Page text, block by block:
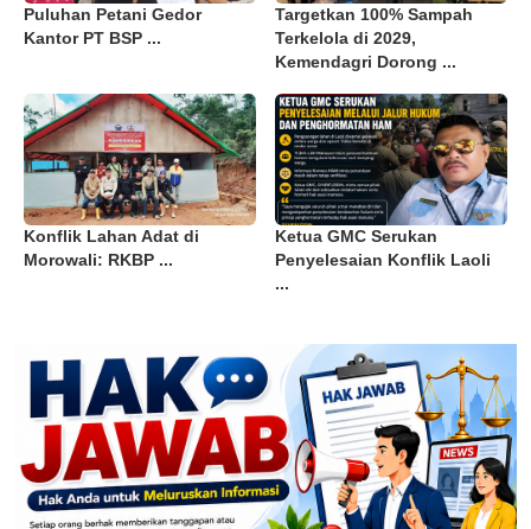
Puluhan Petani Gedor
Kantor PT BSP ...
Targetkan 100% Sampah
Terkelola di 2029,
Kemendagri Dorong ...
Konflik Lahan Adat di
Morowali: RKBP ...
Ketua GMC Serukan
Penyelesaian Konflik Laoli
...